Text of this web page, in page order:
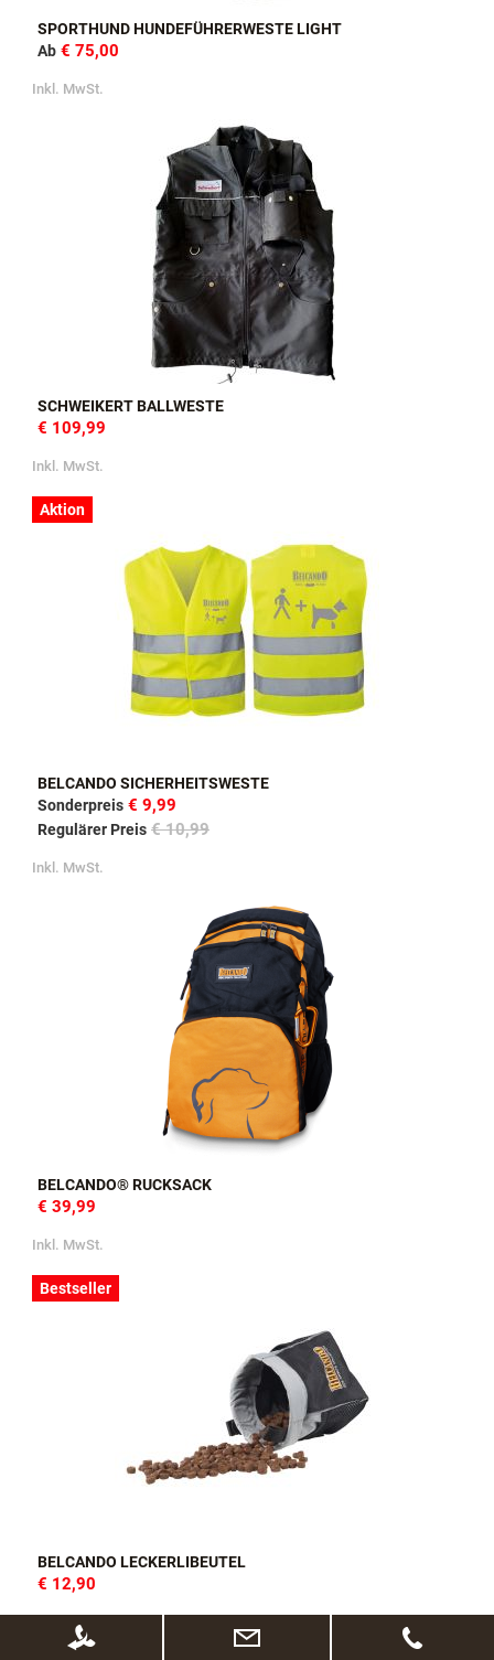
SPORTHUND HUNDEFÜHRERWESTE LIGHT
Ab € 75,00
Inkl. MwSt.
SCHWEIKERT BALLWESTE
€ 109,99
Inkl. MwSt.
Aktion
BELCANDO SICHERHEITSWESTE
Sonderpreis € 9,99
Regulärer Preis € 10,99
Inkl. MwSt.
BELCANDO® RUCKSACK
€ 39,99
Inkl. MwSt.
Bestseller
BELCANDO LECKERLIBEUTEL
€ 12,90
Inkl. MwSt.